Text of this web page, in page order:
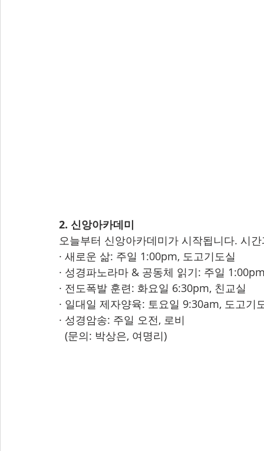
2. 신앙아카데미
오늘부터 신앙아카데미가 시작됩니다. 시
· 새로운 삶: 주일 1:00pm, 도고기도실
· 성경파노라마 & 공동체 읽기: 주일
· 전도폭발 훈련: 화요일 6:30pm, 친교실
· 일대일 제자양육: 토요일 9:30am, 도고기
· 성경암송: 주일 오전, 로비
  (문의: 박상은, 여명리)